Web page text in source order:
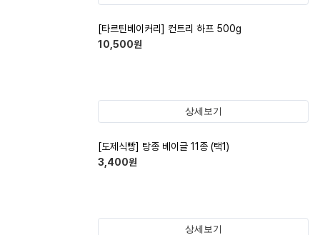
[타르틴베이커리] 컨트리 하프 500g
10,500원
상세보기
[도제식빵] 탕종 베이글 11종 (택1)
3,400원
상세보기